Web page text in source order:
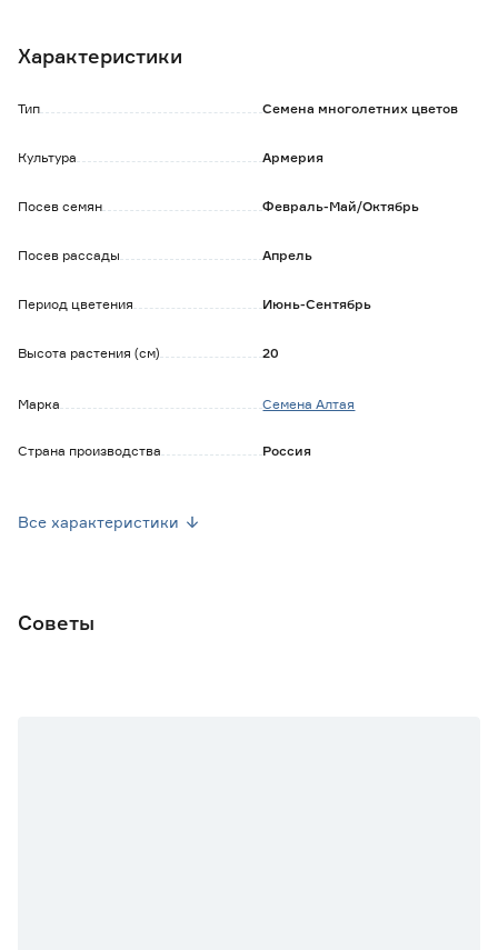
Характеристики
Тип Семена многолетних цветов
Культура Армерия
Посев семян Февраль-Май/Октябрь
Посев рассады Апрель
Период цветения Июнь-Сентябрь
Высота растения (см) 20
Марка Семена Алтая
Страна производства Россия
Все характеристики
Советы